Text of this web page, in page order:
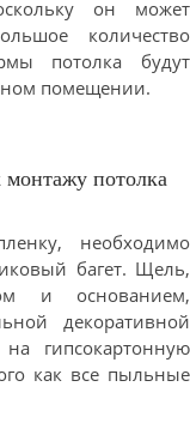
он может
количество
потолка будут
помещении.
монтажу потолка
необходимо
багет. Щель,
и основанием,
декоративной
гипсокартонную
как все пыльные